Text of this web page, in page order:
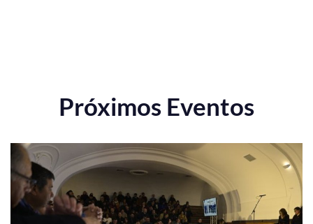
Próximos Eventos